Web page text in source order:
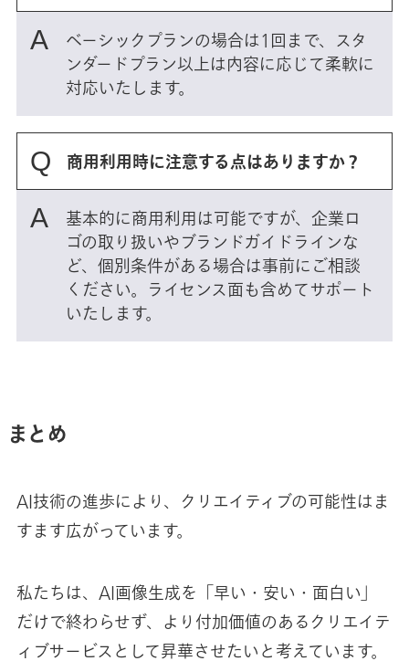
ベーシックプランの場合は1回まで、スタ
ンダードプラン以上は内容に応じて柔軟に
対応いたします。
商用利用時に注意する点はありますか？
基本的に商用利用は可能ですが、企業ロ
ゴの取り扱いやブランドガイドラインな
ど、個別条件がある場合は事前にご相談
ください。ライセンス面も含めてサポート
いたします。
まとめ
AI技術の進歩により、クリエイティブの可能性はま
すます広がっています。
私たちは、AI画像生成を「早い・安い・面白い」
だけで終わらせず、より付加価値のあるクリエイテ
ィブサービスとして昇華させたいと考えています。